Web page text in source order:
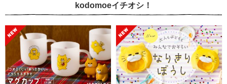
kodomoeイチオシ！